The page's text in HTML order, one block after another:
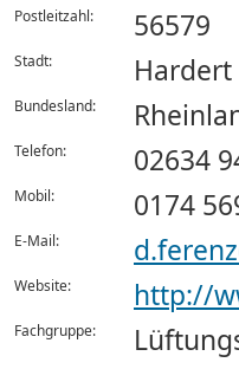
Postleitzahl: 56579
Stadt: Hardert
Bundesland:
Telefon: 02634
Mobil: 0174
E-Mail:
Website: http://
Fachgruppe: